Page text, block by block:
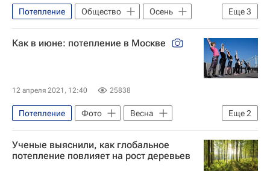
Еще3
Потепление Общество
Осень
Москва
Центр "Фобос" Погода
Как в июне: потепление в Москве
12 апреля 2021, 12:40 25838
Еще2
Потепление Фото
Весна
Москва
Погода
Ученые выяснили, как глобальное
потепление повлияет на рост деревьев